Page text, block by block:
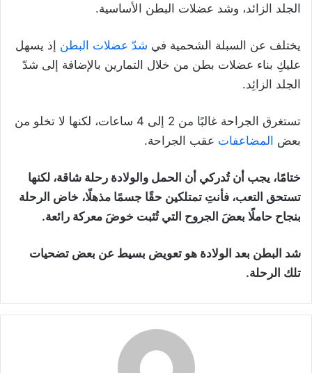
الجلد الزائد، وشد عضلات البطن الأساسية.
يختلف عن السبلة الشحمية في شدّ عضلات البطن إذ يسهل
عليكِ بناء عضلات بطن من خلال التمارين بالإضافة إلى شدّ
الجلد الزائِد.
تستغرق الجراحة غالبًا من 2 إلى 4 ساعات، لكنها لا تخلو من
بعض المضاعفات عقب الجراحة.
ختامًا، يجب أن تُدركي أن الحمل والولادة رحلة شاقة، لكنها
تستحق التعب، فأنتِ تمتلكين حقًا جسمًا مذهلًا، خاض الرحلة
بنجاح حاملًا بعضَ الجروح التي تُثبت خوضَ معركة رائعة.
شد البطن بعد الولادة هو تعويض بسيط عن بعض تضحيات
تلك الرحلة.